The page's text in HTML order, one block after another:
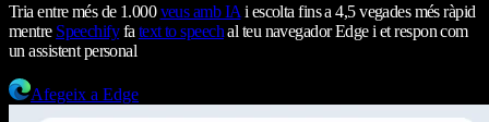
Tria entre més de 1.000veus amb IA i escolta fins a 4,5 vegades més ràpid
mentre Speechifyfa text to speechal teu navegador Edge i et respon com
un assistent personal
Afegeix a Edge